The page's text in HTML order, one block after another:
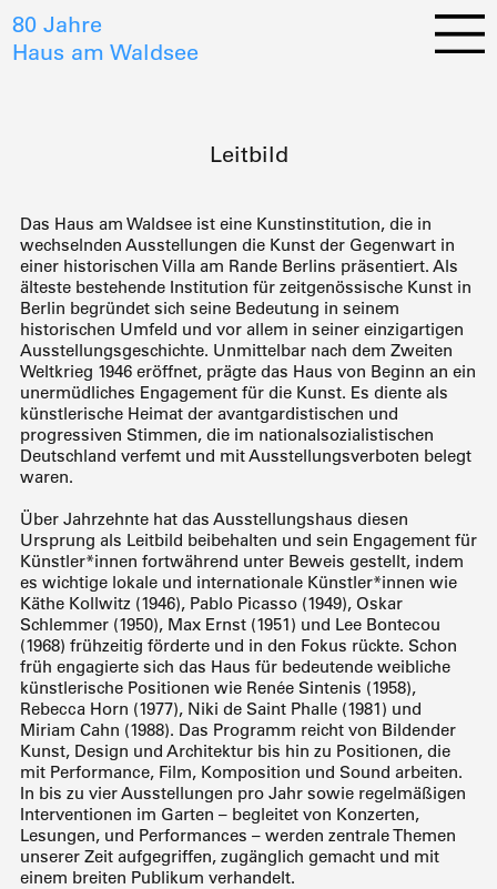
80 Jahre
Haus am Waldsee
Leitbild
Das Haus am Waldsee ist eine Kunstinstitution, die in
wechselnden Ausstellungen die Kunst der Gegenwart in
einer historischen Villa am Rande Berlins präsentiert. Als
älteste bestehende Institution für zeitgenössische Kunst in
Berlin begründet sich seine Bedeutung in seinem
historischen Umfeld und vor allem in seiner einzigartigen
Ausstellungsgeschichte. Unmittelbar nach dem Zweiten
Weltkrieg 1946 eröffnet, prägte das Haus von Beginn an ein
unermüdliches Engagement für die Kunst. Es diente als
künstlerische Heimat der avantgardistischen und
progressiven Stimmen, die im nationalsozialistischen
Deutschland verfemt und mit Ausstellungsverboten belegt
waren.
Über Jahrzehnte hat das Ausstellungshaus diesen
Ursprung als Leitbild beibehalten und sein Engagement für
Künstler*innen fortwährend unter Beweis gestellt, indem
es wichtige lokale und internationale Künstler*innen wie
Käthe Kollwitz (1946), Pablo Picasso (1949), Oskar
Schlemmer (1950), Max Ernst (1951) und Lee Bontecou
(1968) frühzeitig förderte und in den Fokus rückte. Schon
früh engagierte sich das Haus für bedeutende weibliche
künstlerische Positionen wie Renée Sintenis (1958),
Rebecca Horn (1977), Niki de Saint Phalle (1981) und
Miriam Cahn (1988). Das Programm reicht von Bildender
Kunst, Design und Architektur bis hin zu Positionen, die
mit Performance, Film, Komposition und Sound arbeiten.
In bis zu vier Ausstellungen pro Jahr sowie regelmäßigen
Interventionen im Garten – begleitet von Konzerten,
Lesungen, und Performances – werden zentrale Themen
unserer Zeit aufgegriffen, zugänglich gemacht und mit
einem breiten Publikum verhandelt.